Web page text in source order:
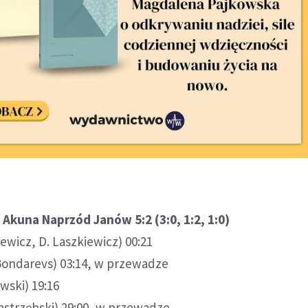
Naprzód Janów 5:2 (3:0, 1:2, 1:0)
D. Laszkiewicz) 00:21
03:14, w przewadze
19:16